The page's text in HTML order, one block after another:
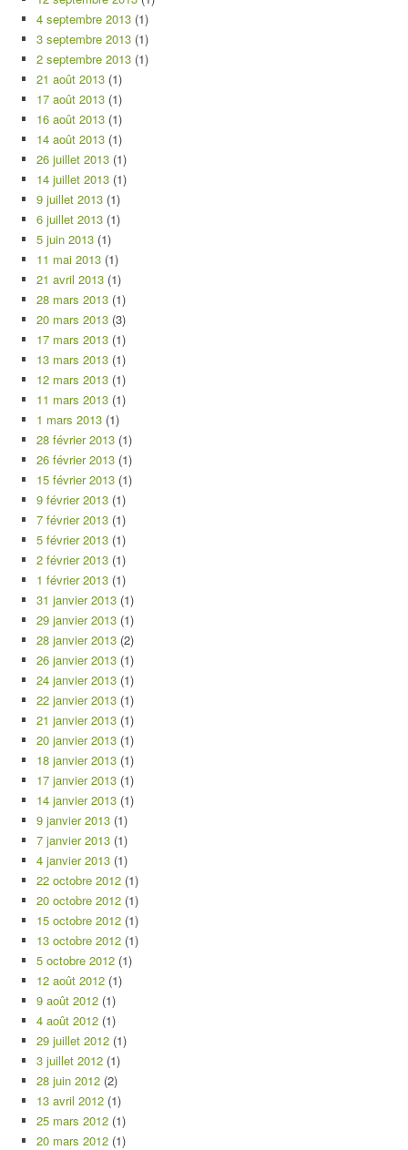
4 septembre 2013 (1)
3 septembre 2013 (1)
2 septembre 2013 (1)
21 août 2013 (1)
17 août 2013 (1)
16 août 2013 (1)
14 août 2013 (1)
26 juillet 2013 (1)
14 juillet 2013 (1)
9 juillet 2013 (1)
6 juillet 2013 (1)
5 juin 2013 (1)
11 mai 2013 (1)
21 avril 2013 (1)
28 mars 2013 (1)
20 mars 2013 (3)
17 mars 2013 (1)
13 mars 2013 (1)
12 mars 2013 (1)
11 mars 2013 (1)
1 mars 2013 (1)
28 février 2013 (1)
26 février 2013 (1)
15 février 2013 (1)
9 février 2013 (1)
7 février 2013 (1)
5 février 2013 (1)
2 février 2013 (1)
1 février 2013 (1)
31 janvier 2013 (1)
29 janvier 2013 (1)
28 janvier 2013 (2)
26 janvier 2013 (1)
24 janvier 2013 (1)
22 janvier 2013 (1)
21 janvier 2013 (1)
20 janvier 2013 (1)
18 janvier 2013 (1)
17 janvier 2013 (1)
14 janvier 2013 (1)
9 janvier 2013 (1)
7 janvier 2013 (1)
4 janvier 2013 (1)
22 octobre 2012 (1)
20 octobre 2012 (1)
15 octobre 2012 (1)
13 octobre 2012 (1)
5 octobre 2012 (1)
12 août 2012 (1)
9 août 2012 (1)
4 août 2012 (1)
29 juillet 2012 (1)
3 juillet 2012 (1)
28 juin 2012 (2)
13 avril 2012 (1)
25 mars 2012 (1)
20 mars 2012 (1)